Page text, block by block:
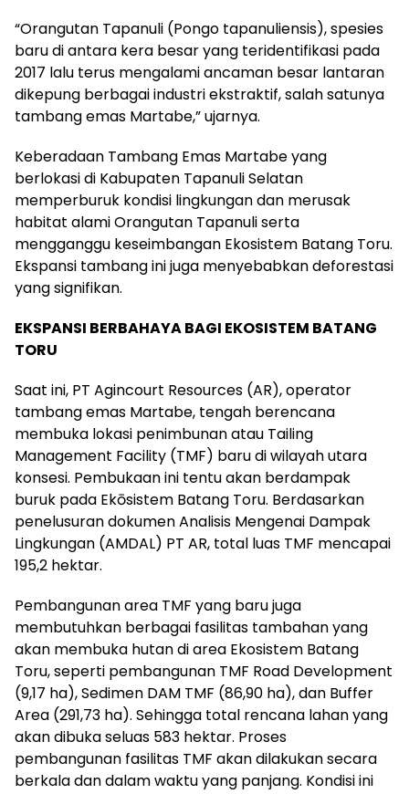
“Orangutan Tapanuli (Pongo tapanuliensis), spesies
baru di antara kera besar yang teridentifikasi pada
2017 lalu terus mengalami ancaman besar lantaran
dikepung berbagai industri ekstraktif, salah satunya
tambang emas Martabe,” ujarnya.
Keberadaan Tambang Emas Martabe yang
berlokasi di Kabupaten Tapanuli Selatan
memperburuk kondisi lingkungan dan merusak
habitat alami Orangutan Tapanuli serta
mengganggu keseimbangan Ekosistem Batang Toru.
Ekspansi tambang ini juga menyebabkan deforestasi
yang signifikan.
EKSPANSI BERBAHAYA BAGI EKOSISTEM BATANG
TORU
Saat ini, PT Agincourt Resources (AR), operator
tambang emas Martabe, tengah berencana
membuka lokasi penimbunan atau Tailing
Management Facility (TMF) baru di wilayah utara
konsesi. Pembukaan ini tentu akan berdampak
buruk pada Ekōsistem Batang Toru. Berdasarkan
penelusuran dokumen Analisis Mengenai Dampak
Lingkungan (AMDAL) PT AR, total luas TMF mencapai
195,2 hektar.
Pembangunan area TMF yang baru juga
membutuhkan berbagai fasilitas tambahan yang
akan membuka hutan di area Ekosistem Batang
Toru, seperti pembangunan TMF Road Development
(9,17 ha), Sedimen DAM TMF (86,90 ha), dan Buffer
Area (291,73 ha). Sehingga total rencana lahan yang
akan dibuka seluas 583 hektar. Proses
pembangunan fasilitas TMF akan dilakukan secara
berkala dan dalam waktu yang panjang. Kondisi ini